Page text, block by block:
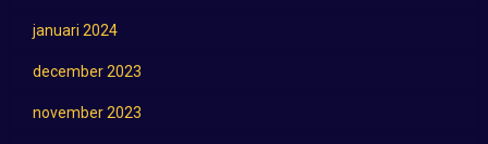
januari 2024
december 2023
november 2023